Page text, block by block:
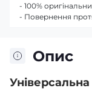
Опис
- 100%
- Повернення